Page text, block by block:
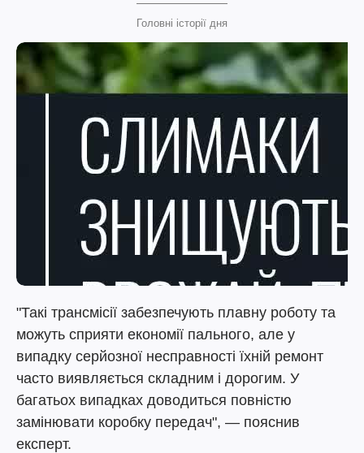
Головні історії дня
"Такі трансмісії забезпечують плавну роботу та
можуть сприяти економії пального, але у
випадку серйозної несправності їхній ремонт
часто виявляється складним і дорогим. У
багатьох випадках доводиться повністю
замінювати коробку передач", — пояснив
експерт.